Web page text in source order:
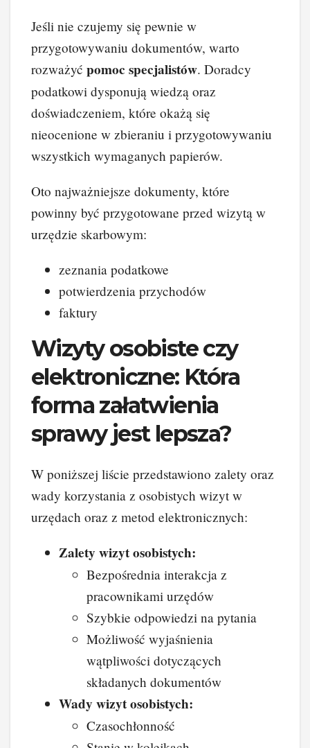
Jeśli nie czujemy się pewnie w
przygotowywaniu dokumentów, warto
rozważyć pomoc specjalistów. Doradcy
podatkowi dysponują wiedzą oraz
doświadczeniem, które okażą się
nieocenione w zbieraniu i przygotowywaniu
wszystkich wymaganych papierów.
Oto najważniejsze dokumenty, które
powinny być przygotowane przed wizytą w
urzędzie skarbowym:
zeznania podatkowe
potwierdzenia przychodów
faktury
Wizyty osobiste czy
elektroniczne: Która
forma załatwienia
sprawy jest lepsza?
W poniższej liście przedstawiono zalety oraz
wady korzystania z osobistych wizyt w
urzędach oraz z metod elektronicznych:
Zalety wizyt osobistych:
Bezpośrednia interakcja z
pracownikami urzędów
Szybkie odpowiedzi na pytania
Możliwość wyjaśnienia
wątpliwości dotyczących
składanych dokumentów
Wady wizyt osobistych:
Czasochłonność